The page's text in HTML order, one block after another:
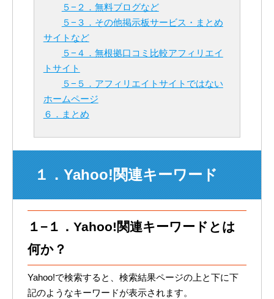
５−２．無料ブログなど
５−３．その他掲示板サービス・まとめ
サイトなど
５−４．無根拠口コミ比較アフィリエイ
トサイト
５−５．アフィリエイトサイトではない
ホームページ
６．まとめ
１．Yahoo!関連キーワード
１−１．Yahoo!関連キーワードとは
何か？
Yahoo!で検索すると、検索結果ページの上と下に下
記のようなキーワードが表示されます。